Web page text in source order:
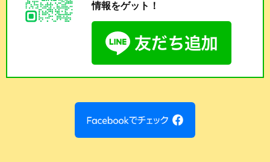
情報をゲット！